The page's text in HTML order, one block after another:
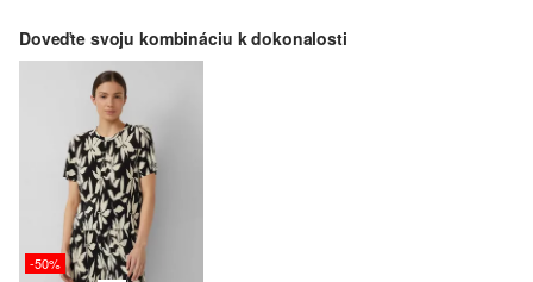
Doveďte svoju kombináciu k dokonalosti
-50%